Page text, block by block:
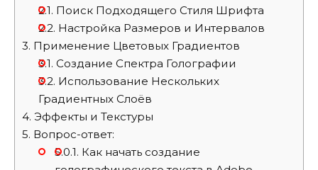
2.1. Поиск Подходящего Стиля Шрифта
2.2. Настройка Размеров и Интервалов
3. Применение Цветовых Градиентов
3.1. Создание Спектра Голографии
3.2. Использование Нескольких
Градиентных Слоёв
4. Эффекты и Текстуры
5. Вопрос-ответ:
5.0.1. Как начать создание